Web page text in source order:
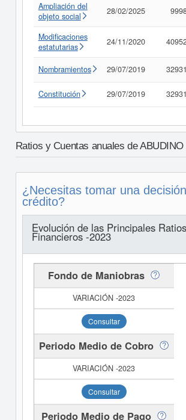
Ampliación del
objeto social
28/02/2025
Modificaciones
estatutarias
24/11/2020
Nombramientos 29/07/2019
Constitución 29/07/2019
Ratios y Cuentas anuales de ABUDINO
¿Necesitas tomar una
crédito?
Evolución de las Principales Ratios
Financieros -2023
Fondo de Maniobras
Consultar
Periodo Medio de Cobro
Consultar
Periodo Medio de Pago